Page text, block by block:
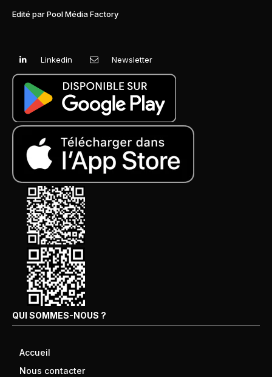
Edité par Pool Média Factory
Linkedin Newsletter
QUI SOMMES-NOUS ?
Accueil
Nous contacter